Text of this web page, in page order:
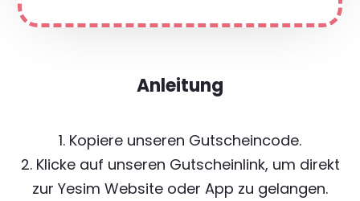
Anleitung
1. Kopiere unseren Gutscheincode.
2. Klicke auf unseren Gutscheinlink, um direkt
zur Yesim Website oder App zu gelangen.